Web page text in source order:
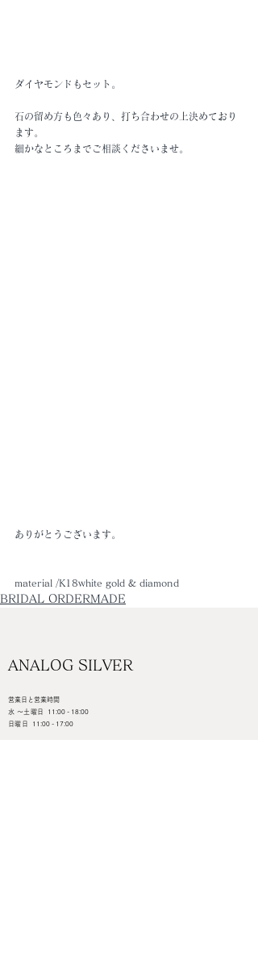
ダイヤモンドもセット。
石の留め方も色々あり、打ち合わせの上決めており
ます。
細かなところまでご相談くださいませ。
ありがとうございます。
material /K18white gold & diamond
BRIDAL ORDERMADE
ANALOG SILVER
営業日と営業時間
水 ～土曜日 11:00 - 18:00
日曜日
11:00 - 17:00